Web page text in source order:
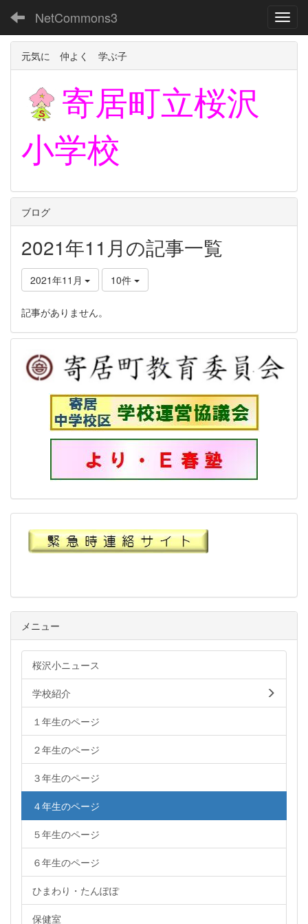
NetCommons3
元気に 仲よく 学ぶ子
寄居町立桜沢
小学校
ブログ
2021年11月の記事一覧
2021年11月 10件
記事がありません。
メニュー
桜沢小ニュース
学校紹介
１年生のページ
２年生のページ
３年生のページ
４年生のページ
５年生のページ
６年生のページ
ひまわり・たんぽぽ
保健室